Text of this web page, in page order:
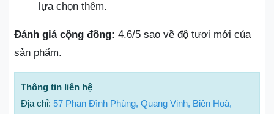
lựa chọn thêm.
Đánh giá cộng đồng: 4.6/5 sao về độ tươi mới của
sản phẩm.
Thông tin liên hệ
Địa chỉ: 57 Phan Đình Phùng, Quang Vinh, Biên Hoà,